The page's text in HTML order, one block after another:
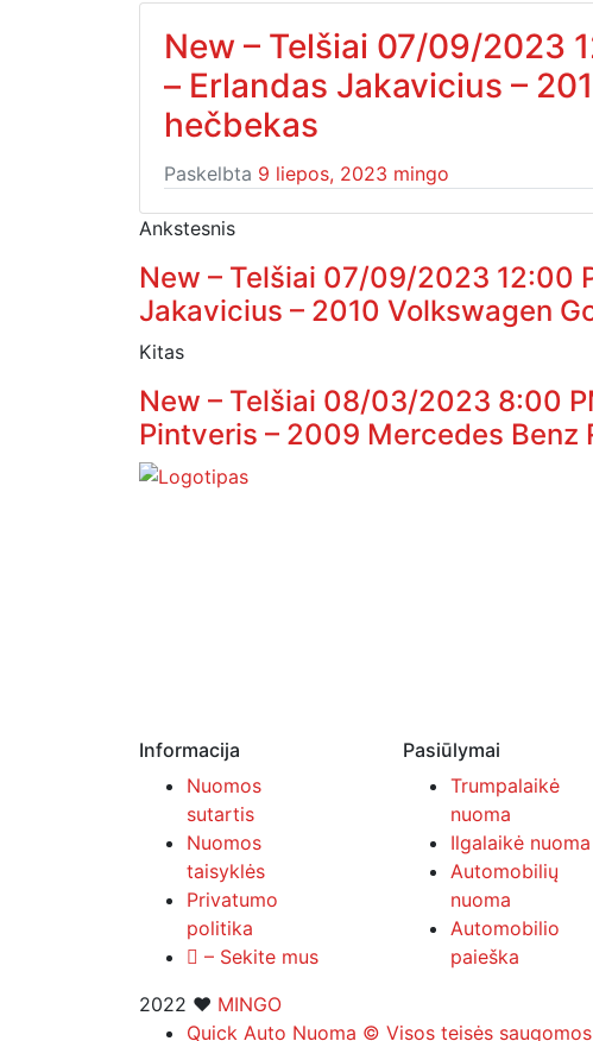
New – Telšiai 07/09/2023
– Erlandas Jakavicius –
hečbekas
Paskelbta 9 liepos, 2023 mingo
Ankstesnis
New – Telšiai 07/09/2023 12:00
Jakavicius – 2010 Volkswagen
Kitas
New – Telšiai 08/03/2023 8:00
Pintveris – 2009 Mercedes Benz
Informacija
Nuomos
sutartis
Nuomos
taisyklės
Privatumo
politika
– Sekite mus
Pasiūlymai
Trumpalaikė
nuoma
Ilgalaikė nuoma
Automobilių
nuoma
Automobilio
paieška
2022 ❤ MINGO
Quick Auto Nuoma © Visos teisės saugomos